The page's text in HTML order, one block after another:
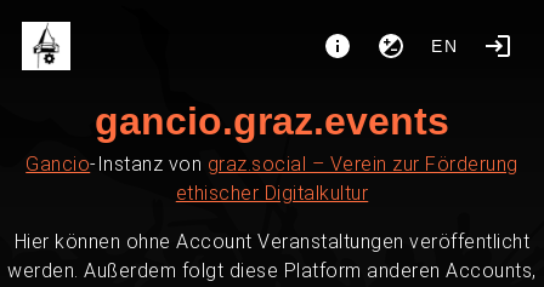
EN
gancio.graz.events
Gancio-Instanz von graz.social – Verein zur Förderung
ethischer Digitalkultur
Hier können ohne Account Veranstaltungen veröffentlicht
werden. Außerdem folgt diese Platform anderen Accounts,